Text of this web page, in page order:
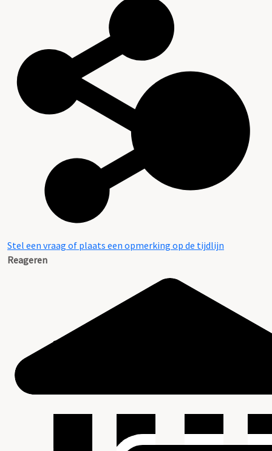
Stel een vraag of plaats een opmerking op de tijdlijn
Reageren